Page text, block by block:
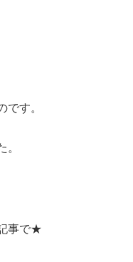
です。
。
事で★